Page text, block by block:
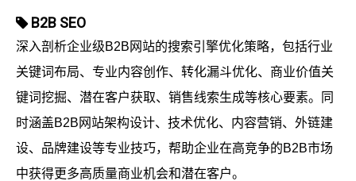
B2B SEO
深入剖析企业级B2B网站的搜索引擎优化策略，包括行业
关键词布局、专业内容创作、转化漏斗优化、商业价值关
键词挖掘、潜在客户获取、销售线索生成等核心要素。同
时涵盖B2B网站架构设计、技术优化、内容营销、外链建
设、品牌建设等专业技巧，帮助企业在高竞争的B2B市场
中获得更多高质量商业机会和潜在客户。